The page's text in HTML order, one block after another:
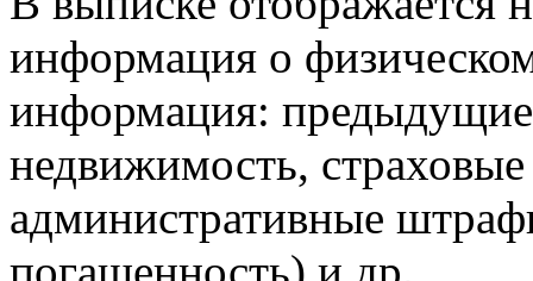
информация о
информация:
недвижимость,
административные
погашенность) и др.